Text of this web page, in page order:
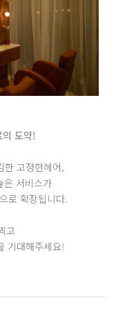
도약!
한 고정현헤어,
은 서비스가
로 확장됩니다.
고
기대해주세요!